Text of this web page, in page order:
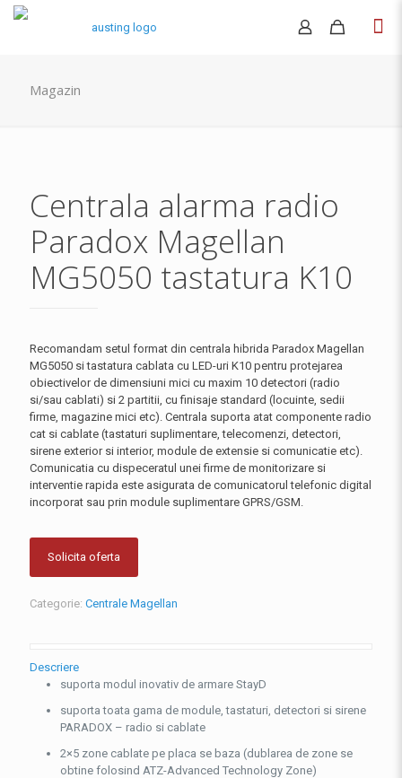
Magazin
Centrala alarma radio
Paradox Magellan
MG5050 tastatura K10
Recomandam setul format din centrala hibrida Paradox Magellan
MG5050 si tastatura cablata cu LED-uri K10 pentru protejarea
obiectivelor de dimensiuni mici cu maxim 10 detectori (radio
si/sau cablati) si 2 partitii, cu finisaje standard (locuinte, sedii
firme, magazine mici etc). Centrala suporta atat componente radio
cat si cablate (tastaturi suplimentare, telecomenzi, detectori,
sirene exterior si interior, module de extensie si comunicatie etc).
Comunicatia cu dispeceratul unei firme de monitorizare si
interventie rapida este asigurata de comunicatorul telefonic digital
incorporat sau prin module suplimentare GPRS/GSM.
Solicita oferta
Categorie: Centrale Magellan
Descriere
suporta modul inovativ de armare StayD
suporta toata gama de module, tastaturi, detectori si sirene
PARADOX – radio si cablate
2×5 zone cablate pe placa se baza (dublarea de zone se
obtine folosind ATZ-Advanced Technology Zone)